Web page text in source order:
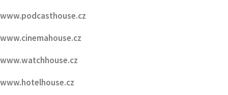
www.podcasthouse.cz
www.cinemahouse.cz
www.watchhouse.cz
www.hotelhouse.cz